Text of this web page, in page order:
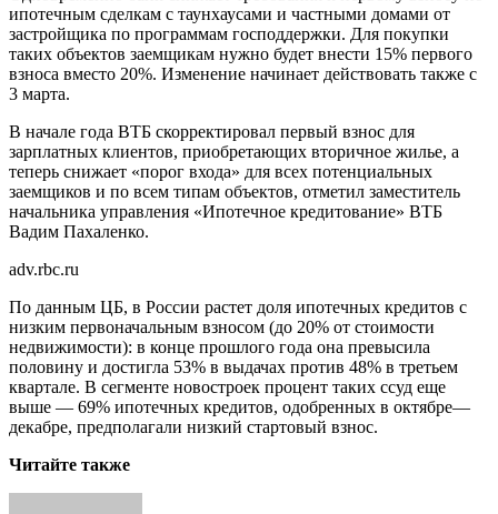
ипотечным сделкам с таунхаусами и частными домами от
застройщика по программам господдержки. Для покупки
таких объектов заемщикам нужно будет внести 15% первого
взноса вместо 20%. Изменение начинает действовать также с
3 марта.
В начале года ВТБ скорректировал первый взнос для
зарплатных клиентов, приобретающих вторичное жилье, а
теперь снижает «порог входа» для всех потенциальных
заемщиков и по всем типам объектов, отметил заместитель
начальника управления «Ипотечное кредитование» ВТБ
Вадим Пахаленко.
adv.rbc.ru
По данным ЦБ, в России растет доля ипотечных кредитов с
низким первоначальным взносом (до 20% от стоимости
недвижимости): в конце прошлого года она превысила
половину и достигла 53% в выдачах против 48% в третьем
квартале. В сегменте новостроек процент таких ссуд еще
выше — 69% ипотечных кредитов, одобренных в октябре—
декабре, предполагали низкий стартовый взнос.
Читайте также